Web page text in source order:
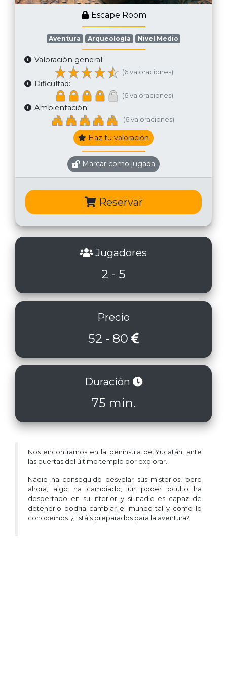
Escape Room
Aventura Arqueología Nivel Medio
Valoración general:
(6 valoraciones)
Dificultad:
(6 valoraciones)
Ambientación:
(6 valoraciones)
Haz tu valoración
Marcar como jugada
Reservar
Jugadores
2 - 5
Precio
52 - 80
Duración
75 min.
Nos encontramos en la península de Yucatán, ante
las puertas del último templo por explorar.
Nadie ha conseguido desvelar sus misterios, pero
ahora, algo ha cambiado, un poder oculto ha
despertado en su interior y si nadie es capaz de
detenerlo podria cambiar el mundo tal y como lo
conocemos. ¿Estáis preparados para la aventura?